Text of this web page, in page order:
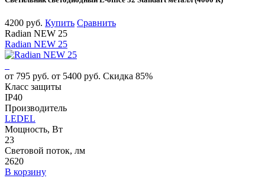
4200 руб. Купить Сравнить
Radian NEW 25
Radian NEW 25
от 795 руб. от 5400 руб. Скидка 85%
Класс защиты
IP40
Производитель
LEDEL
Мощность, Вт
23
Световой поток, лм
2620
В корзину